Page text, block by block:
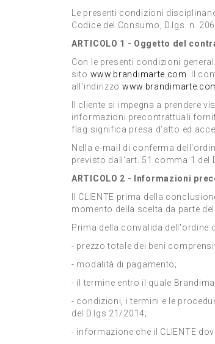
Le presenti condizioni
Codice del Consumo, D.lgs. n.
ARTICOLO 1 - Oggetto del
Con le presenti condizioni
sito www.brandimarte.com
. Il
all'indirizzo
Il cliente si impegna a prendere
informazioni precontrattuali
flag significa presa d’atto ed
Nella e-mail di conferma
previsto dall'art. 51 comma 1 del
ARTICOLO 2 - Informazioni
Il CLIENTE prima della
momento della scelta da parte del
Prima della convalida dell'ordine
- prezzo totale dei beni
- modalità di pagamento;
- il termine entro il quale
- condizioni, i termini e le
del D.lgs 21/2014;
- informazione che il CLIENTE